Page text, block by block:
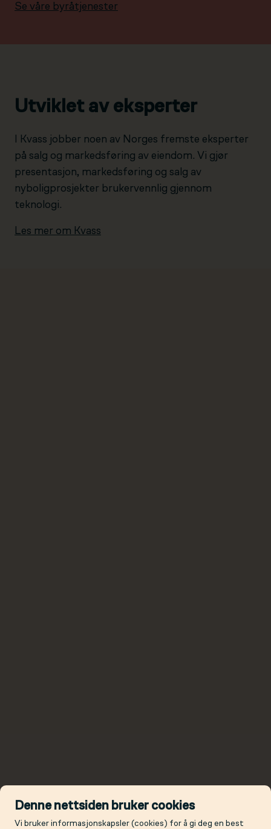
Se våre byråtjenester
Utviklet av eksperter
I Kvass jobber noen av Norges fremste eksperter
på salg og markedsføring av eiendom. Vi gjør
presentasjon, markedsføring og salg av
nyboligprosjekter brukervennlig gjennom
teknologi.
Les mer om Kvass
Denne nettsiden bruker cookies
Vi bruker informasjonskapsler (cookies) for å gi deg en best